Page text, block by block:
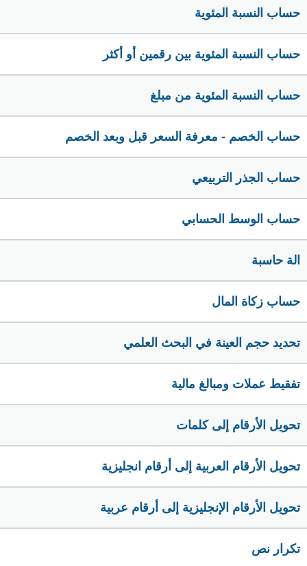
حساب النسبة المئوية
حساب النسبة المئوية بين رقمين أو أكثر
حساب النسبة المئوية من مبلغ
حساب الخصم - معرفة السعر قبل وبعد الخصم
حساب الجذر التربيعي
حساب الوسط الحسابي
الة حاسبة
حساب زكاة المال
تحديد حجم العينة في البحث العلمي
تفقيط عملات ومبالغ مالية
تحويل الأرقام إلى كلمات
تحويل الأرقام العربية إلى أرقام انجليزية
تحويل الأرقام الإنجليزية إلى أرقام عربية
تكرار نص